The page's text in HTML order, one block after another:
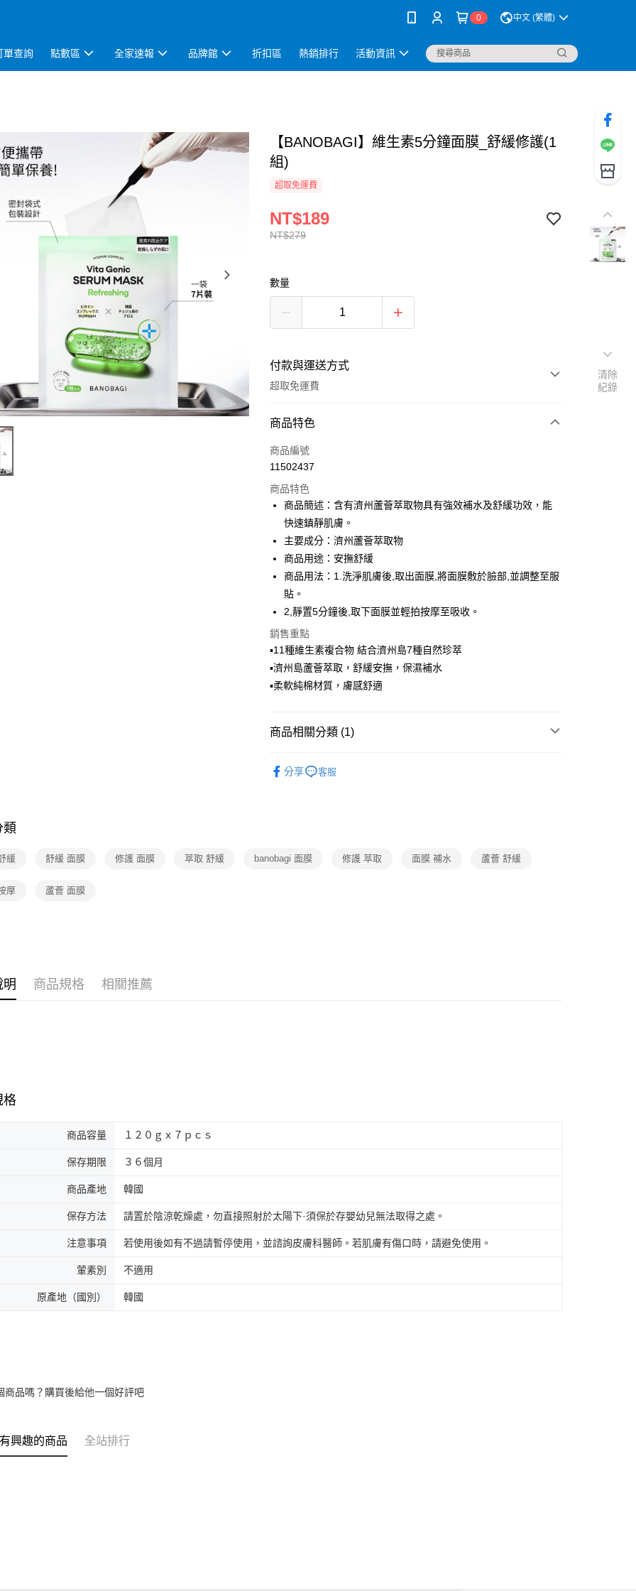
0 中文 (繁體)
單查詢 點數區 全家速報 品牌館 折扣區 熱銷排行 活動資訊
【BANOBAGI】維生素5分鐘面膜_舒緩修護(1
組)
超取免運費
NT$279
NT$189
數量
付款與運送方式
超取免運費
付款方式
全家線上支付
運送方式
全家取貨付款
免運費
常溫-付款後全家取貨
免運費
商品特色
商品編號
11502437
商品特色
商品簡述：含有濟州蘆薈萃取物具有強效補水及舒緩功效，能
快速鎮靜肌膚。
主要成分：濟州蘆薈萃取物
商品用途：安撫舒緩
商品用法：1.洗淨肌膚後,取出面膜,將面膜敷於臉部,並調整至服
貼。
2,靜置5分鐘後,取下面膜並輕拍按摩至吸收。
銷售重點
▪️11種維生素複合物 結合濟州島7種自然珍萃
▪️濟州島蘆薈萃取，舒緩安撫，保濕補水
▪️柔軟純棉材質，膚感舒適
商品相關分類 (1)
分享
客服
類
緩 舒緩 面膜 修護 面膜 萃取 舒緩 banobagi 面膜 修護 萃取 面膜 補水 蘆薈 舒緩
摩 蘆薈 面膜
明 商品規格 相關推薦
格
商品容量 １２０ｇｘ７ｐｃｓ
保存期限 ３６個月
商品產地 韓國
保存方法 請置於陰涼乾燥處，勿直接照射於太陽下·須保於存嬰幼兒無法取得之處。
注意事項 若使用後如有不過請暫停使用，並諮詢皮膚科醫師。若肌膚有傷口時，請避免使用。
葷素別 不適用
原產地（國別） 韓國
商品嗎？購買後給他一個好評吧
興趣的商品 全站排行
清除
紀錄